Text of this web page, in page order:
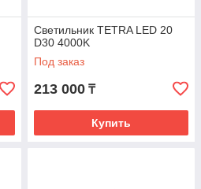
Светильник TETRA LED 20
D30 4000K
Под заказ
213 000 ₸
Купить